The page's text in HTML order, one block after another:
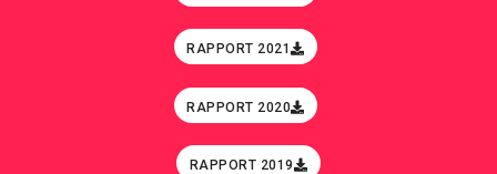
RAPPORT 2021
RAPPORT 2020
RAPPORT 2019